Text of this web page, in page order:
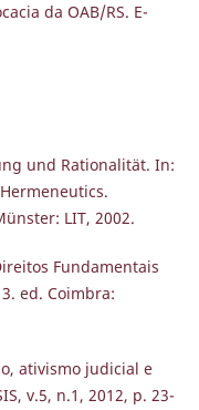
da OAB/RS. E-
und Rationalität. In:
LIT, 2002.
Fundamentais
ed. Coimbra:
ativismo judicial e
v.5, n.1, 2012, p. 23-